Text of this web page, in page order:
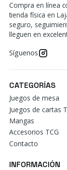
Compra en línea
tienda física en
seguro,
lleguen en
Síguenos
CATEGORÍAS
Juegos de mesa
Juegos de cartas
Mangas
Accesorios TCG
Contacto
INFORMACIÓN